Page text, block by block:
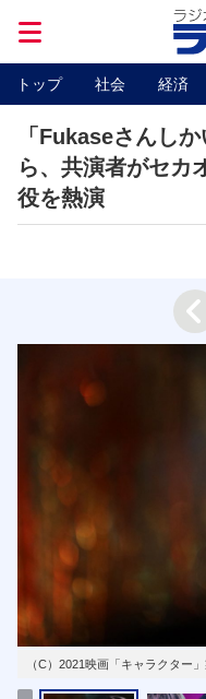
トップ 社会 経済
「Fukaseさんし
ら、共演者がセ
役を熱演
（C）2021映画「キャラクター